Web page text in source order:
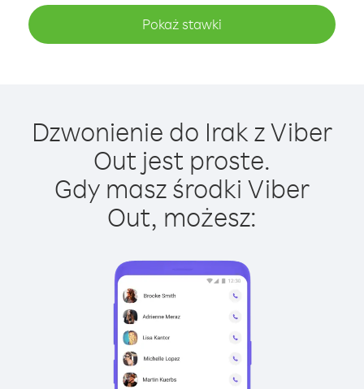
Pokaż stawki
Dzwonienie do Irak z Viber
Out jest proste.
Gdy masz środki Viber
Out, możesz: